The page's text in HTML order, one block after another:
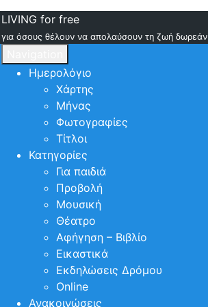
LIVING for free
για όσους θέλουν να απολαύσουν τη ζωή δωρεάν
Ημερολόγιο
Χάρτης
Μήνας
Φωτογραφίες
Τίτλοι
Κατηγορίες
Για παιδιά
Προβολή
Μουσική
Θέατρο
Αφήγηση – Βιβλίο
Εικαστικά
Εκδηλώσεις Δρόμου
Online
Ανακοινώσεις